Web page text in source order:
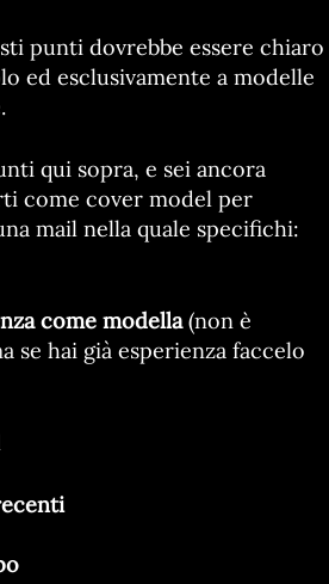
punti dovrebbe essere chiaro
ed esclusivamente a modelle
qui sopra, e sei ancora
come cover model per
mail nella quale specifichi:
come modella(non è
se hai già esperienza faccelo